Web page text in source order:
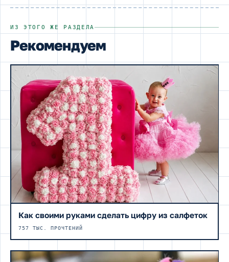
ИЗ ЭТОГО ЖЕ РАЗДЕЛА
Рекомендуем
Как своими руками сделать цифру из салфеток
757 ТЫС. ПРОЧТЕНИЙ